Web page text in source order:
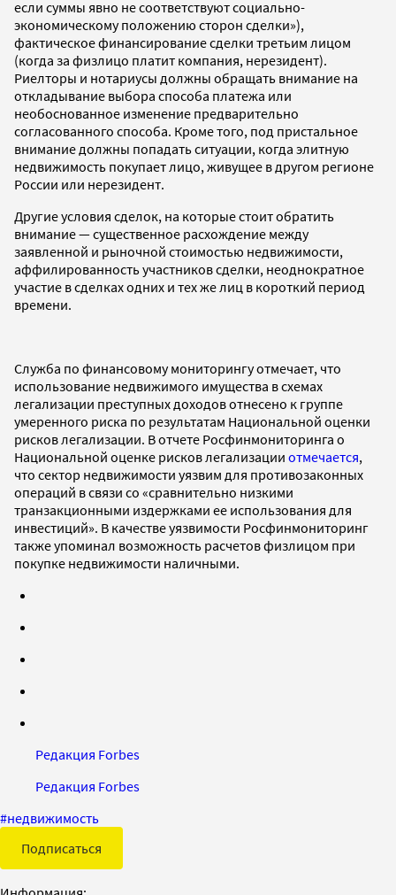
если суммы явно не соответствуют социально-
экономическому положению сторон сделки»),
фактическое финансирование сделки третьим лицом
(когда за физлицо платит компания, нерезидент).
Риелторы и нотариусы должны обращать внимание на
откладывание выбора способа платежа или
необоснованное изменение предварительно
согласованного способа. Кроме того, под пристальное
внимание должны попадать ситуации, когда элитную
недвижимость покупает лицо, живущее в другом регионе
России или нерезидент.
Другие условия сделок, на которые стоит обратить
внимание — существенное расхождение между
заявленной и рыночной стоимостью недвижимости,
аффилированность участников сделки, неоднократное
участие в сделках одних и тех же лиц в короткий период
времени.
Служба по финансовому мониторингу отмечает, что
использование недвижимого имущества в схемах
легализации преступных доходов отнесено к группе
умеренного риска по результатам Национальной оценки
рисков легализации. В отчете Росфинмониторинга о
Национальной оценке рисков легализации отмечается,
что сектор недвижимости уязвим для противозаконных
операций в связи со «сравнительно низкими
транзакционными издержками ее использования для
инвестиций». В качестве уязвимости Росфинмониторинг
также упоминал возможность расчетов физлицом при
покупке недвижимости наличными.
Редакция Forbes
Редакция Forbes
#недвижимость
Подписаться